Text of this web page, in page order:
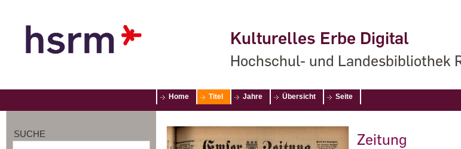
Kulturelles Erbe Digital
Hochschul- und Landesbibliothek
Home Titel Jahre Übersicht Seite
SUCHE Zeitung